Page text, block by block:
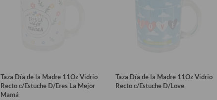
Taza Día de la Madre 11Oz Vidrio
Recto c/Estuche D/Eres La Mejor
Mamá
Taza Día de la Madre 11Oz Vidrio
Recto c/Estuche D/Love